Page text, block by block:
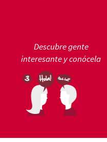
Descubre gente
interesante y conócela